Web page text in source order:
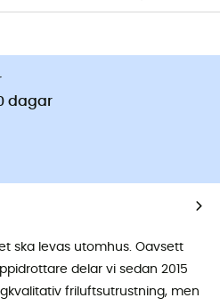
dagar
ska levas utomhus. Oavsett
delar vi sedan 2015
friluftsutrustning, men